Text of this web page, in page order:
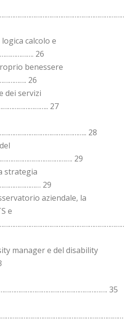
calcolo e
26
benessere
26
dei servizi
27
28
29
strategia
29
aziendale, la
e
manager e del disability
35